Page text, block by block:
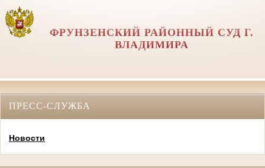
ФРУНЗЕНСКИЙ РАЙОННЫЙ СУД Г.
ВЛАДИМИРА
ПРЕСС-СЛУЖБА
Новости